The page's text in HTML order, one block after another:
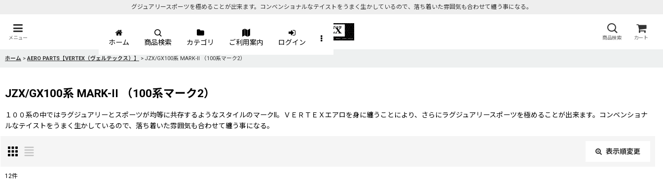
グジュアリースポーツを極めることが出来ます。コンベンショナルなテイストをうまく生かしているので、落ち着いた雰囲気も合わせて纏う事になる。
メニュー 商品検索 カート
ホーム 商品検索 カテゴリ ご利用案内 ログイン
ホーム > AERO PARTS【VERTEX（ヴェルテックス）】 > JZX/GX100系 MARK-II （100系マーク2）
JZX/GX100系 MARK-II （100系マーク2）
１００系の中ではラグジュアリーとスポーツが均等に共存するようなスタイルのマークII。ＶＥＲＴＥＸエアロを身に纏うことにより、さらにラグジュアリースポーツを極めることが出来ます。コンベンショナ
ルなテイストをうまく生かしているので、落ち着いた雰囲気も合わせて纏う事になる。
表示順変更
12件